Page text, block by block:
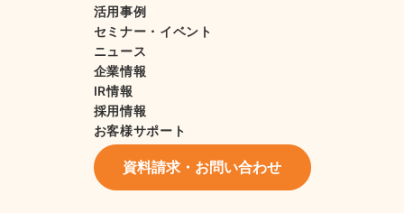
活用事例
セミナー・イベント
ニュース
企業情報
IR情報
採用情報
お客様サポート
資料請求・お問い合わせ